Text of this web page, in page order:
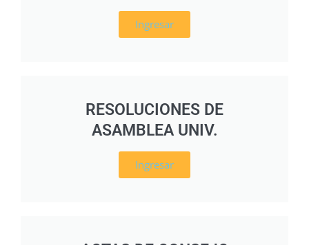
Ingresar
RESOLUCIONES DE
ASAMBLEA UNIV.
Ingresar